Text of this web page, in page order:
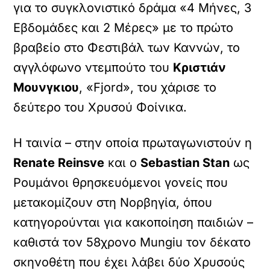
για το συγκλονιστικό δράμα «4 Μήνες, 3
Εβδομάδες και 2 Μέρες» με το πρώτο
βραβείο στο Φεστιβάλ των Καννών, το
αγγλόφωνο ντεμπούτο του Κριστιάν
Μουνγκιου, «Fjord», του χάρισε το
δεύτερο του Χρυσού Φοίνικα.
Η ταινία – στην οποία πρωταγωνιστούν η
Renate Reinsve και ο Sebastian Stan ως
Ρουμάνοι θρησκευόμενοι γονείς που
μετακομίζουν στη Νορβηγία, όπου
κατηγορούνται για κακοποίηση παιδιών –
καθιστά τον 58χρονο Mungiu τον δέκατο
σκηνοθέτη που έχει λάβει δύο Χρυσούς